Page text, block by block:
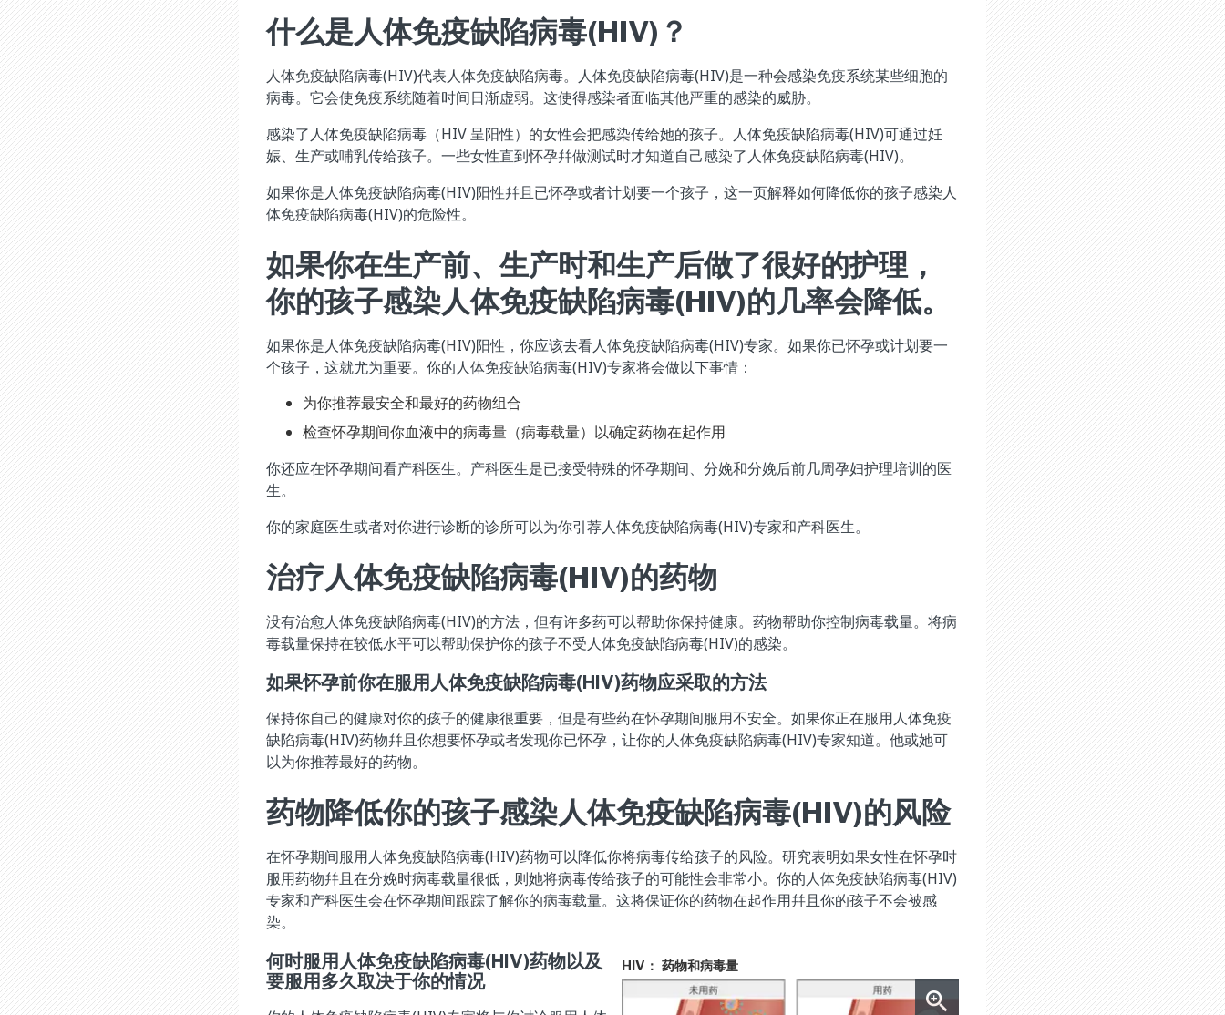
什么是人体免疫缺陷病毒(HIV)？
人体免疫缺陷病毒(HIV)代表人体免疫缺陷病毒。人体免疫缺陷病毒(HIV)是一种会感染免疫系统某些细胞的
病毒。它会使免疫系统随着时间日渐虚弱。这使得感染者面临其他严重的感染的威胁。
感染了人体免疫缺陷病毒（HIV 呈阳性）的女性会把感染传给她的孩子。人体免疫缺陷病毒(HIV)可通过妊
娠、生产或哺乳传给孩子。一些女性直到怀孕幷做测试时才知道自己感染了人体免疫缺陷病毒(HIV)。
如果你是人体免疫缺陷病毒(HIV)阳性幷且已怀孕或者计划要一个孩子，这一页解释如何降低你的孩子感染人
体免疫缺陷病毒(HIV)的危险性。
如果你在生产前、生产时和生产后做了很好的护理，
你的孩子感染人体免疫缺陷病毒(HIV)的几率会降低。
如果你是人体免疫缺陷病毒(HIV)阳性，你应该去看人体免疫缺陷病毒(HIV)专家。如果你已怀孕或计划要一
个孩子，这就尤为重要。你的人体免疫缺陷病毒(HIV)专家将会做以下事情：
为你推荐最安全和最好的药物组合
检查怀孕期间你血液中的病毒量（病毒载量）以确定药物在起作用
你还应在怀孕期间看产科医生。产科医生是已接受特殊的怀孕期间、分娩和分娩后前几周孕妇护理培训的医
生。
你的家庭医生或者对你进行诊断的诊所可以为你引荐人体免疫缺陷病毒(HIV)专家和产科医生。
治疗人体免疫缺陷病毒(HIV)的药物
没有治愈人体免疫缺陷病毒(HIV)的方法，但有许多药可以帮助你保持健康。药物帮助你控制病毒载量。将病
毒载量保持在较低水平可以帮助保护你的孩子不受人体免疫缺陷病毒(HIV)的感染。
如果怀孕前你在服用人体免疫缺陷病毒(HIV)药物应采取的方法
保持你自己的健康对你的孩子的健康很重要，但是有些药在怀孕期间服用不安全。如果你正在服用人体免疫
缺陷病毒(HIV)药物幷且你想要怀孕或者发现你已怀孕，让你的人体免疫缺陷病毒(HIV)专家知道。他或她可
以为你推荐最好的药物。
药物降低你的孩子感染人体免疫缺陷病毒(HIV)的风险
在怀孕期间服用人体免疫缺陷病毒(HIV)药物可以降低你将病毒传给孩子的风险。研究表明如果女性在怀孕时
服用药物幷且在分娩时病毒载量很低，则她将病毒传给孩子的可能性会非常小。你的人体免疫缺陷病毒(HIV)
专家和产科医生会在怀孕期间跟踪了解你的病毒载量。这将保证你的药物在起作用幷且你的孩子不会被感
染。
HIV： 药物和病毒量
何时服用人体免疫缺陷病毒(HIV)药物以及
要服用多久取决于你的情况